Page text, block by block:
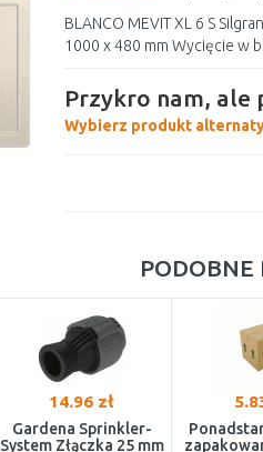
BLANCO MEVIT XL 6 S
1000 x 480 mm Wycięcie w
Przykro nam, ale
Wybierz produkt
PODOBNE
14.96 zł
Gardena Sprinkler-
System Złączka 25 mm